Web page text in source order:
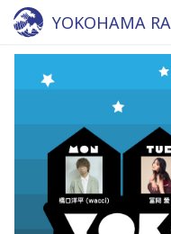
YOKOHAMA
yokohama 84.7